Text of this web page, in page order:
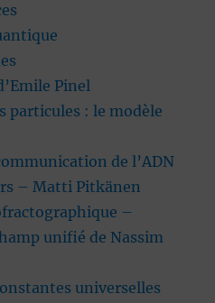
Pinel
particules : le modèle
de l’ADN
– Matti Pitkänen
–
unifié de Nassim
universelles